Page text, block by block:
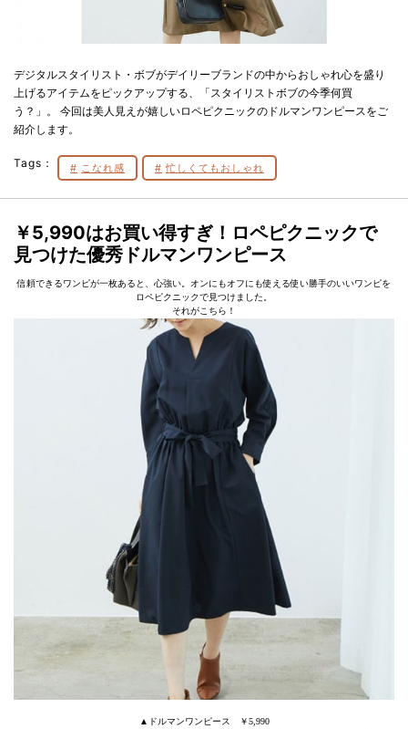
デジタルスタイリスト・ボブがデイリーブランドの中からおしゃれ心を盛り
上げるアイテムをピックアップする、「スタイリストボブの今季何買
う？」。 今回は美人見えが嬉しいロペピクニックのドルマンワンピースをご
紹介します。
Tags： こなれ感 忙しくてもおしゃれ
￥5,990はお買い得すぎ！ロペピクニックで
見つけた優秀ドルマンワンピース
信頼できるワンピが一枚あると、心強い。オンにもオフにも使える使い勝手のいいワンピを
ロペピクニックで見つけました。
それがこちら！
▲ドルマンワンピース ￥5,990